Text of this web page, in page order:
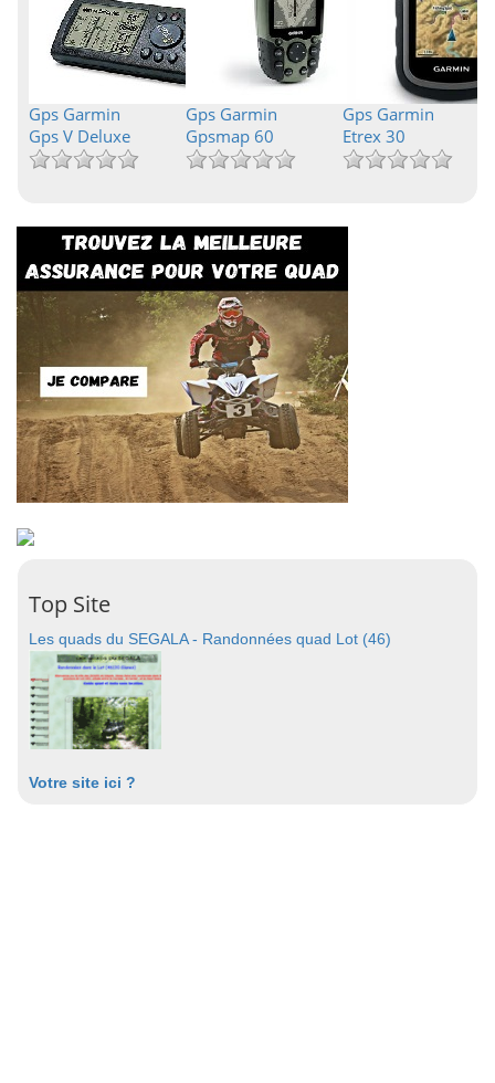
Gps Garmin
Gps V Deluxe
Gps Garmin
Gpsmap 60
Gps Garmin
Etrex 30
Top Site
Les quads du SEGALA - Randonnées quad Lot (46)
Votre site ici ?